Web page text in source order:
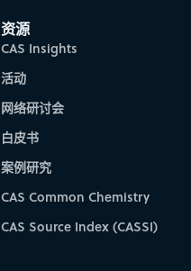
资源
CAS Insights
活动
网络研讨会
白皮书
案例研究
CAS Common Chemistry
CAS Source Index (CASSI)